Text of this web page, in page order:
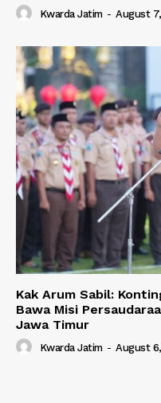
Kwarda Jatim - August
Kak Arum Sabil:
Bawa Misi
Jawa Timur
Kwarda Jatim - August